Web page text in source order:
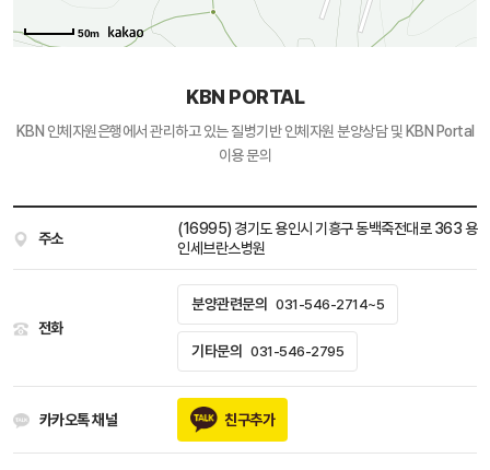
50m
KBN PORTAL
KBN 인체자원은행에서 관리하고 있는질병기반 인체자원 분양상담 및 KBN Portal
이용 문의
주소
(16995) 경기도 용인시 기흥구 동백죽전대로 363 용
인세브란스병원
전화
분양관련문의 031-546-2714~5
기타문의 031-546-2795
카카오톡 채널 친구추가